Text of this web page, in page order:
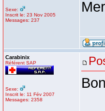
Sexe:
Inscrit le: 23 Nov 2005
Messages: 237
Carabinix
Référent SAP
Sexe:
Inscrit le: 11 Fév 2007
Messages: 2358